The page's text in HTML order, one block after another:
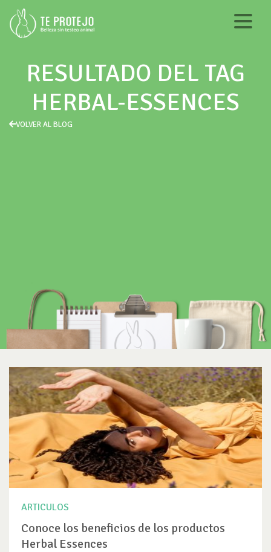
RESULTADO DEL TAG
HERBAL-ESSENCES
VOLVER AL BLOG
ARTICULOS
Conoce los beneficios de los productos
Herbal Essences